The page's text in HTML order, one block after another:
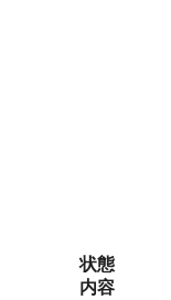
状態
内容